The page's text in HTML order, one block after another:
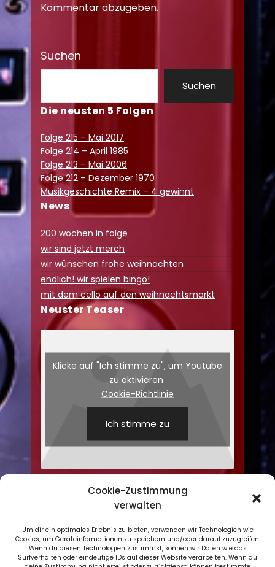
Cookie-Zustimmung
verwalten
Um dir ein optimales Erlebnis zu bieten, verwenden wir Technologien wie
Cookies, um Geräteinformationen zu speichern und/oder darauf zuzugreifen.
Wenn du diesen Technologien zustimmst, können wir Daten wie das
Surfverhalten oder eindeutige IDs auf dieser Website verarbeiten. Wenn du
Kommentar abzugeben.
Suchen
Suchen
Die neusten 5 Folgen
Folge 215 – Mai 2017
Folge 214 – April 1985
Folge 213 – Mai 2006
Folge 212 – Dezember 1970
Musikgeschichte Remix – 4 gewinnt
News
200 wochen in folge
wir sind jetzt merch
wir wünschen frohe weihnachten
endlich! wir spielen bingo!
mit dem cello auf den weihnachtsmarkt
Neuster Teaser
Klicke auf "Ich stimme zu", um Youtube
zu aktivieren
Cookie-Richtlinie
Ich stimme zu
Datenschutzerklärung